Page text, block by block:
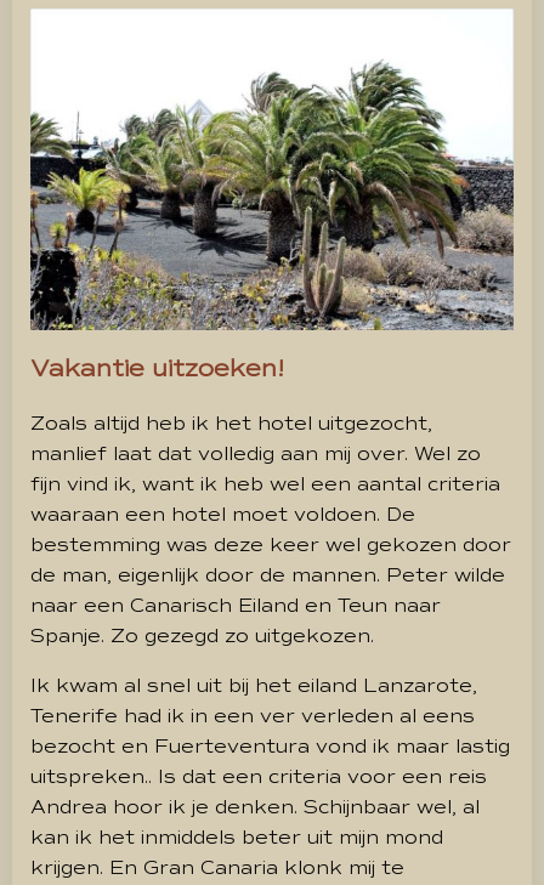
Vakantie uitzoeken!
Zoals altijd heb ik het hotel uitgezocht,
manlief laat dat volledig aan mij over. Wel zo
fijn vind ik, want ik heb wel een aantal criteria
waaraan een hotel moet voldoen. De
bestemming was deze keer wel gekozen door
de man, eigenlijk door de mannen. Peter wilde
naar een Canarisch Eiland en Teun naar
Spanje. Zo gezegd zo uitgekozen.
Ik kwam al snel uit bij het eiland Lanzarote,
Tenerife had ik in een ver verleden al eens
bezocht en Fuerteventura vond ik maar lastig
uitspreken.. Is dat een criteria voor een reis
Andrea hoor ik je denken. Schijnbaar wel, al
kan ik het inmiddels beter uit mijn mond
krijgen. En Gran Canaria klonk mij te